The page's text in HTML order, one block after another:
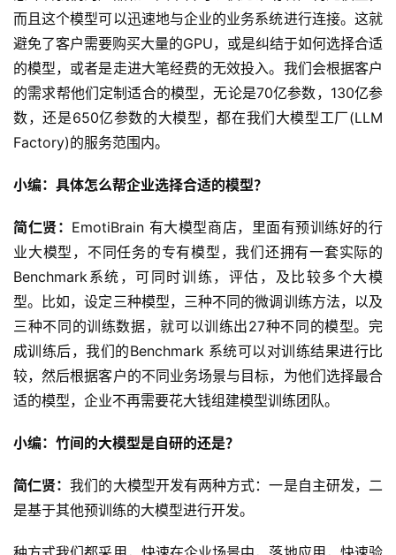
而且这个模型可以迅速地与企业的业务系统进行连接。这就
避免了客户需要购买大量的GPU，或是纠结于如何选择合适
的模型，或者是走进大笔经费的无效投入。我们会根据客户
的需求帮他们定制适合的模型，无论是70亿参数，130亿参
数，还是650亿参数的大模型，都在我们大模型工厂(LLM
Factory)的服务范围内。
小编：具体怎么帮企业选择合适的模型？
简仁贤： EmotiBrain 有大模型商店，里面有预训练好的行
业大模型，不同任务的专有模型，我们还拥有一套实际的
Benchmark系统，可同时训练，评估，及比较多个大模
型。比如，设定三种模型，三种不同的微调训练方法，以及
三种不同的训练数据，就可以训练出27种不同的模型。完
成训练后，我们的Benchmark 系统可以对训练结果进行比
较，然后根据客户的不同业务场景与目标，为他们选择最合
适的模型，企业不再需要花大钱组建模型训练团队。
小编：竹间的大模型是自研的还是？
简仁贤：我们的大模型开发有两种方式：一是自主研发，二
是基于其他预训练的大模型进行开发。